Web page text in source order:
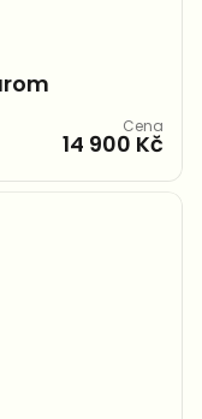
Cena
14 900 Kč